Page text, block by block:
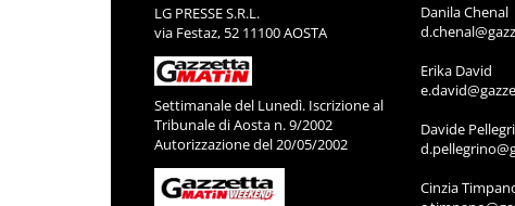
LG PRESSE S.R.L.
via Festaz, 52 11100 AOSTA
Settimanale del Lunedì. Iscrizione al
Tribunale di Aosta n. 9/2002
Autorizzazione del 20/05/2002
Danila Chenal
Erika David
Davide
Cinzia